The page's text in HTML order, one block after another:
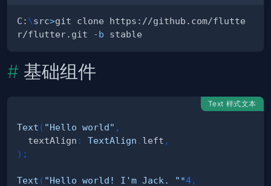
C: \src>git clone https://github.com/flutte
r/flutter.git
-b
基础组件
Text 样式文本
Text ( "Hello world" ,
  textAlign
: TextAlign . left ,
) ;
Text ( "Hello world! I'm Jack. "*4,